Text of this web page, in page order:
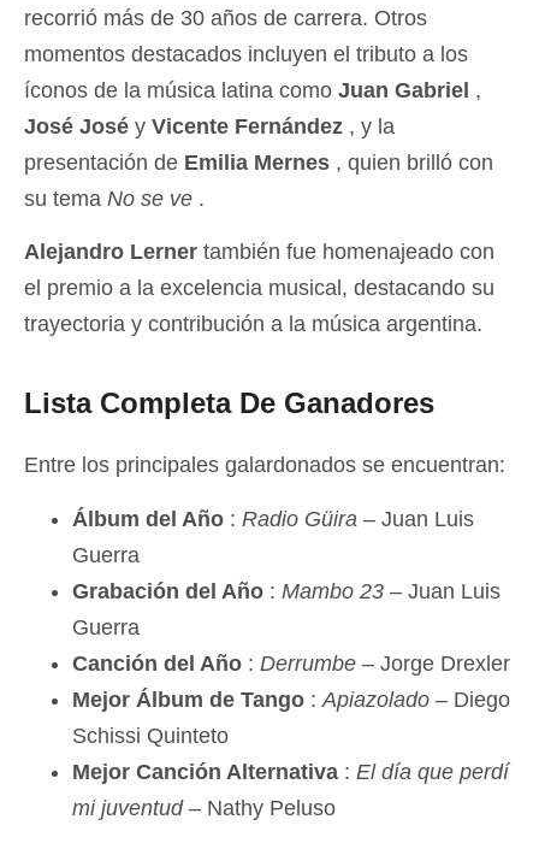
recorrió más de 30 años de carrera. Otros
momentos destacados incluyen el tributo a los
íconos de la música latina como Juan Gabriel ,
José José y Vicente Fernández , y la
presentación de Emilia Mernes , quien brilló con
su tema No se ve .
Alejandro Lerner también fue homenajeado con
el premio a la excelencia musical, destacando su
trayectoria y contribución a la música argentina.
Lista Completa De Ganadores
Entre los principales galardonados se encuentran:
Álbum del Año : Radio Güira – Juan Luis
Guerra
Grabación del Año : Mambo 23 – Juan Luis
Guerra
Canción del Año : Derrumbe – Jorge Drexler
Mejor Álbum de Tango : Apiazolado – Diego
Schissi Quinteto
Mejor Canción Alternativa : El día que perdí
mi juventud– Nathy Peluso